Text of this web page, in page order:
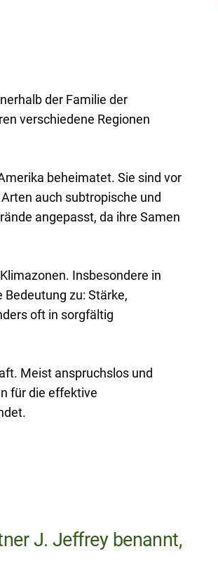
der Familie der
verschiedene Regionen
beheimatet. Sie sind vor
auch subtropische und
angepasst, da ihre Samen
Insbesondere in
zu: Stärke,
oft in sorgfältig
Meist anspruchslos und
für die effektive
J. Jeffrey benannt,